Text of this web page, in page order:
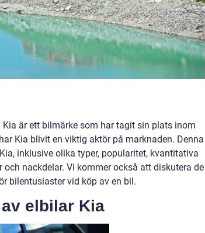
är ett bilmärke som har tagit sin plats inom
Kia blivit en viktig aktör på marknaden. Denna
inklusive olika typer, popularitet, kvantitativa
nackdelar. Vi kommer också att diskutera de
bilentusiaster vid köp av en bil.
elbilar Kia